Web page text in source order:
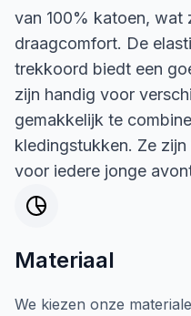
van 100% katoen, wat
draagcomfort. De
trekkoord biedt een
zijn handig voor
gemakkelijk te
kledingstukken. Ze
voor iedere jonge
Materiaal
We kiezen onze